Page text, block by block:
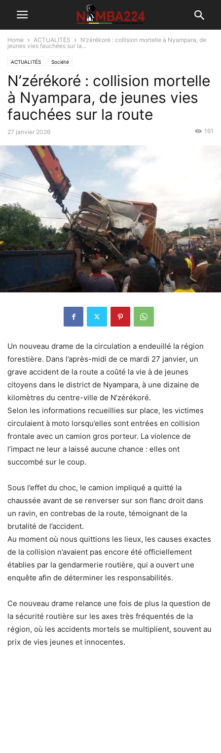
Home ACTUALITÉS
N’zérékoré : collision mortelle à Nyampara, de
jeunes vies fauchées sur la...
ACTUALITÉS Société
N’zérékoré : collision mortelle
à Nyampara, de jeunes vies
fauchées sur la route
27 janvier 2026 161
Un nouveau drame de la circulation a endeuillé la région
forestière. Dans l’après-midi de ce mardi 27 janvier, un
grave accident de la route a coûté la vie à de jeunes
citoyens dans le district de Nyampara, à une dizaine de
kilomètres du centre-ville de N’zérékoré.
Selon les informations recueillies sur place, les victimes
circulaient à moto lorsqu’elles sont entrées en collision
frontale avec un camion gros porteur. La violence de
l’impact ne leur a laissé aucune chance : elles ont
succombé sur le coup.
Sous l’effet du choc, le camion impliqué a quitté la
chaussée avant de se renverser sur son flanc droit dans
un ravin, en contrebas de la route, témoignant de la
brutalité de l’accident.
Au moment où nous quittions les lieux, les causes exactes
de la collision n’avaient pas encore été officiellement
établies par la gendarmerie routière, qui a ouvert une
enquête afin de déterminer les responsabilités.
Ce nouveau drame relance une fois de plus la question de
la sécurité routière sur les axes très fréquentés de la
région, où les accidents mortels se multiplient, souvent au
prix de vies jeunes et innocentes.